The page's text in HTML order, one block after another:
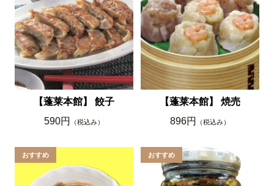
【蓬莱本館】 餃子
590円
（税込み）
【蓬莱本館】 焼売
896円
（税込み）